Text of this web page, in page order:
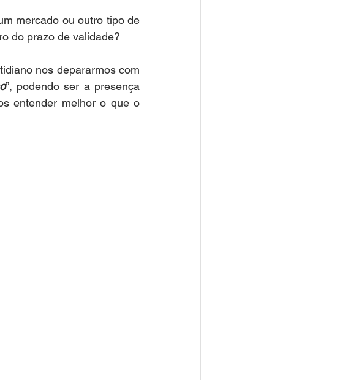
mercado ou outro tipo de
do prazo de validade?
nos depararmos com
”, podendo ser a presença
entender melhor o que o